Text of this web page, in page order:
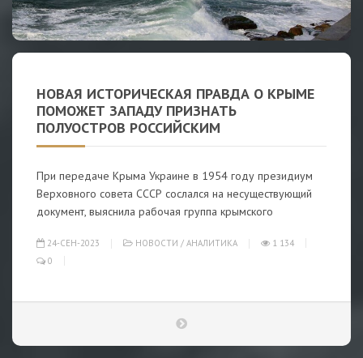
НОВАЯ ИСТОРИЧЕСКАЯ ПРАВДА О КРЫМЕ
ПОМОЖЕТ ЗАПАДУ ПРИЗНАТЬ
ПОЛУОСТРОВ РОССИЙСКИМ
При передаче Крыма Украине в 1954 году президиум
Верховного совета СССР сослался на несуществующий
документ, выяснила рабочая группа крымского
24-СЕН-2023 НОВОСТИ / АНАЛИТИКА
1 134
0